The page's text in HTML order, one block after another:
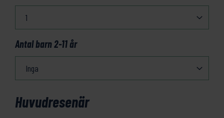
Antal barn 2-11 år
Huvudresenär